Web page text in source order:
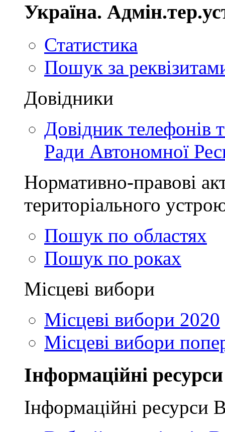
Україна.
Статистика
Пошук за
Довідники
Довідник телефонів
Ради Автономної
Нормативно-правові
територіального
Пошук по областях
Пошук по роках
Місцеві вибори
Місцеві вибори 2020
Місцеві вибори
Інформаційні ресурси
Інформаційні ресурси